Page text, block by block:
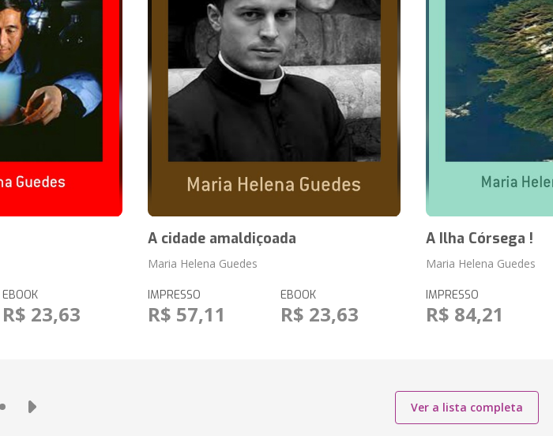
EBOOK
R$ 23,63
A cidade amaldiçoada
Maria Helena Guedes
IMPRESSO
R$ 57,11
EBOOK
R$ 23,63
A Ilha Córsega !
Maria Helena Guedes
IMPRESSO
R$ 84,21
Ver a lista completa